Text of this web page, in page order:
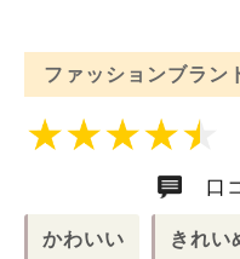
ファッションブラン
口
かわいい きれい